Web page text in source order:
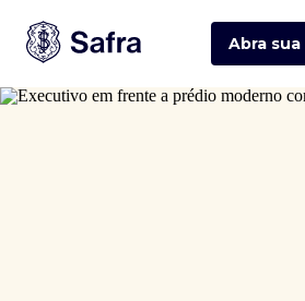
Abra sua